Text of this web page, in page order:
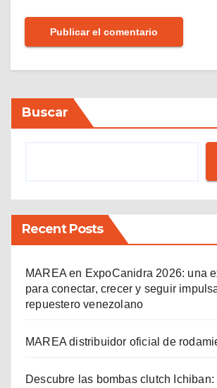
Buscar
Recent Posts
MAREA en ExpoCanidra 2026: una
para conectar, crecer y seguir
repuestero venezolano
MAREA distribuidor oficial de
Descubre las bombas clutch